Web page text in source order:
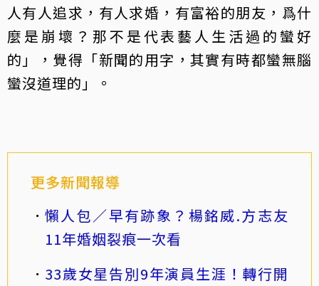
人有人追求，有人求婚，有富裕的朋友，爲什
麼是崩壞？那不是代表藝人生活過的蠻好
的」，覺得「新聞的用字，其實有時都蠻無腦
蠻沒道理的」。
更多新聞報導
懶人包／早有跡象？楊銘威.方志友
11年婚姻裂痕一次看
33歲女星告別9年演員生涯！轉行開